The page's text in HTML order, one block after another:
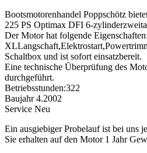
Bootsmotorenhandel Poppschötz
225 PS Optimax DFI 6-
Der Motor hat folgende Eigenschaften:
Schaltbox und ist sofort einsatzbereit.
Eine technische Überprüfung des
durchgeführt.
Betriebsstunden:322
Baujahr 4.2002
Service Neu
Ein ausgiebiger Probelauf ist bei uns
Sie erhalten auf den Motor 1 Jahr